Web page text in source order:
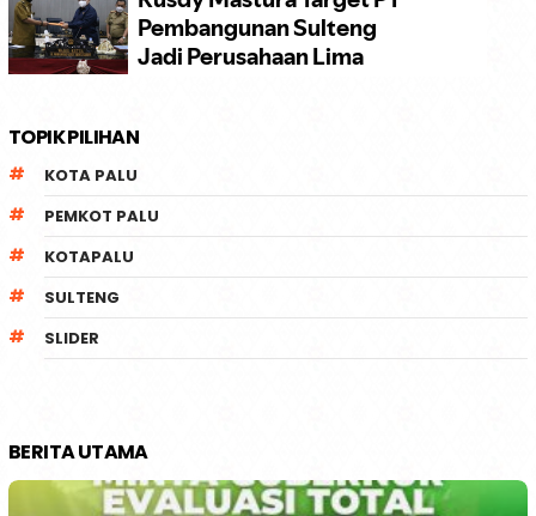
TOPIK PILIHAN
KOTA PALU
PEMKOT PALU
KOTAPALU
SULTENG
SLIDER
BERITA UTAMA